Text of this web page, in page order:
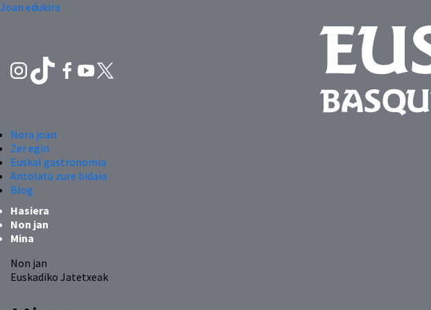
Joan edukira
Nora joan
Zer egin
Euskal gastronomia
Antolatu zure bidaia
Blog
Hasiera
Non jan
Mina
Non jan
Euskadiko Jatetxeak